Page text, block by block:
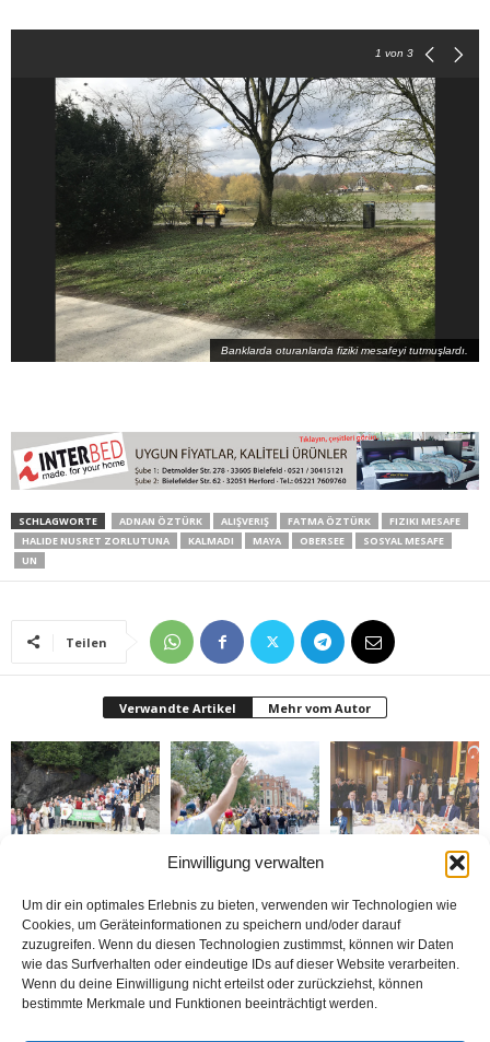
Einwilligung verwalten
Um dir ein optimales Erlebnis zu bieten, verwenden wir Technologien wie
Cookies, um Geräteinformationen zu speichern und/oder darauf
zuzugreifen. Wenn du diesen Technologien zustimmst, können wir Daten
wie das Surfverhalten oder eindeutige IDs auf dieser Website verarbeiten.
Wenn du deine Einwilligung nicht erteilst oder zurückziehst, können
bestimmte Merkmale und Funktionen beeinträchtigt werden.
1 von 3
Banklarda oturanlarda fiziki mesafeyi tutmuşlardı.
SCHLAGWORTE ADNAN ÖZTÜRK ALIŞVERIŞ FATMA ÖZTÜRK
FIZIKI MESAFE
HALIDE NUSRET ZORLUTUNA
KALMADI MAYA OBERSEE
SOSYAL MESAFE
UN
Teilen
Verwandte Artikel Mehr vom Autor
Brandmauer adé: Die
AfD und das Versagen
MÜSİAD Genel Başkanı
buluşturduğu bir
noktada birleşti“